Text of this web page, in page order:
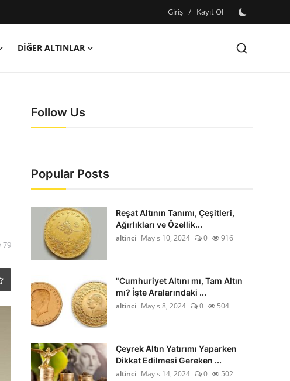
Giriş / Kayıt Ol
DİĞER ALTINLAR
79
Follow Us
Popular Posts
Reşat Altının Tanımı, Çeşitleri,
Ağırlıkları ve Özellik...
altinci Mayıs 10, 2024 0 916
"Cumhuriyet Altını mı, Tam Altın
mı? İşte Aralarındaki ...
altinci Mayıs 8, 2024 0 504
Çeyrek Altın Yatırımı Yaparken
Dikkat Edilmesi Gereken ...
altinci Mayıs 14, 2024 0 502